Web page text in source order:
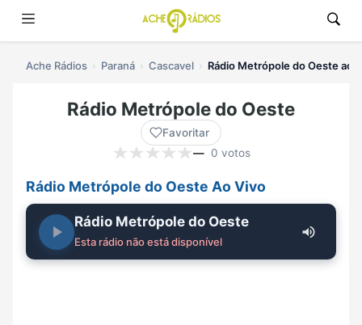
Ache Rádios Paraná Cascavel Rádio Metrópole do Oeste ao
Rádio Metrópole do Oeste
Favoritar
— 0 votos
Rádio Metrópole do Oeste Ao Vivo
Rádio Metrópole do Oeste
Esta rádio não está disponível